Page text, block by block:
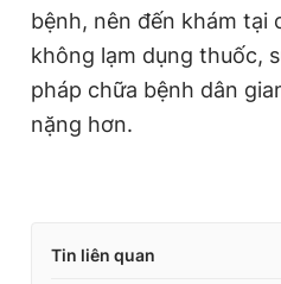
bệnh, nên đến khám tại
không lạm dụng thuốc,
pháp chữa bệnh dân
nặng hơn.
Tin liên quan